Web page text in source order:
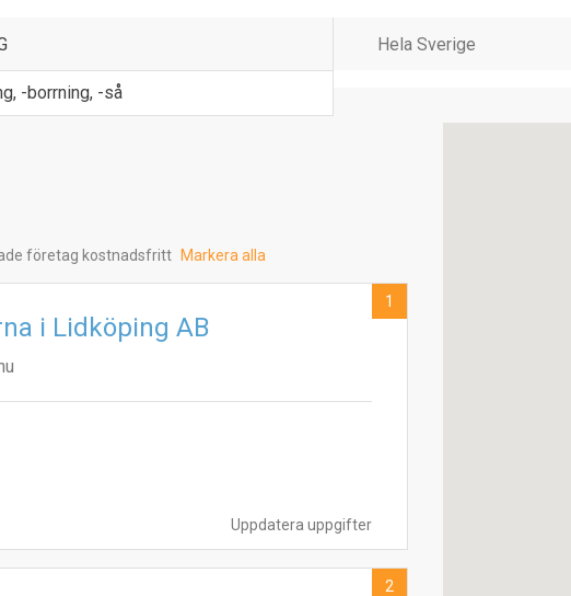
-borrning, -så
företag kostnadsfritt Markera alla
Uppdatera uppgifter
i Lidköping AB
1
2